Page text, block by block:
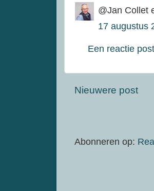
@Jan Collet
17 augustus
Een reactie
Nieuwere post
Abonneren op: